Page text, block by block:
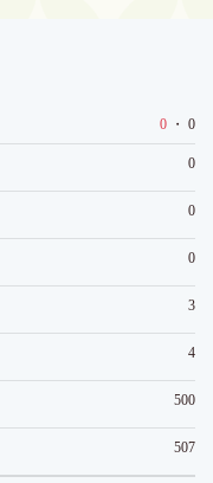
0 ・ 0
0
0
0
3
4
500
507